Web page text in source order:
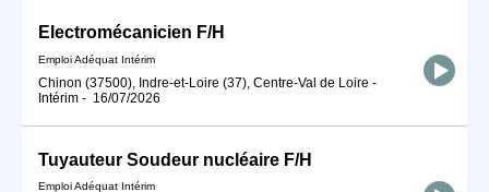
Electromécanicien F/H
Emploi Adéquat Intérim
Chinon (37500), Indre-et-Loire (37), Centre-Val de Loire -
Intérim - 16/07/2026
Tuyauteur Soudeur nucléaire F/H
Emploi Adéquat Intérim